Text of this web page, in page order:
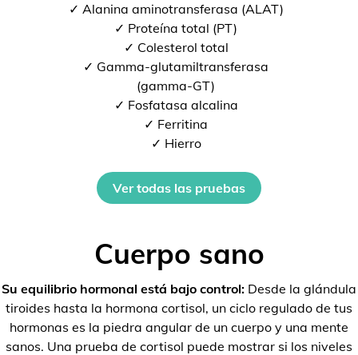
✓ Alanina aminotransferasa (ALAT)
✓ Proteína total (PT)
✓ Colesterol total
✓ Gamma-glutamiltransferasa
(gamma-GT)
✓ Fosfatasa alcalina
✓ Ferritina
✓ Hierro
Ver todas las pruebas
Cuerpo sano
Su equilibrio hormonal está bajo control: Desde la glándula
tiroides hasta la hormona cortisol, un ciclo regulado de tus
hormonas es la piedra angular de un cuerpo y una mente
sanos. Una prueba de cortisol puede mostrar si los niveles